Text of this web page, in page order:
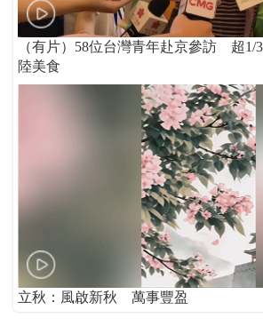
（有片）58位台灣青年赴京參訪 超1/
陸美食
立秋：風啟新秋 萬事豐盈